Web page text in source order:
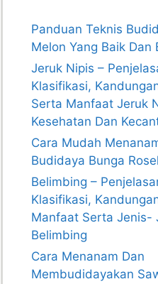
Panduan Teknis
Melon Yang Baik Dan
Jeruk Nipis –
Klasifikasi,
Serta Manfaat Jeruk
Kesehatan Dan
Cara Mudah
Budidaya Bunga
Belimbing –
Klasifikasi,
Manfaat Serta Jenis-
Belimbing
Cara Menanam Dan
Membudidayakan